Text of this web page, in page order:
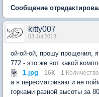
Сообщение
kitty007
03 Jul 2013
ой-ой-ой, прошу прощения,
772 - это же вот какой
1.jpg
16К 1 Количество
а я пересматриваю и не
горками разной высоты за